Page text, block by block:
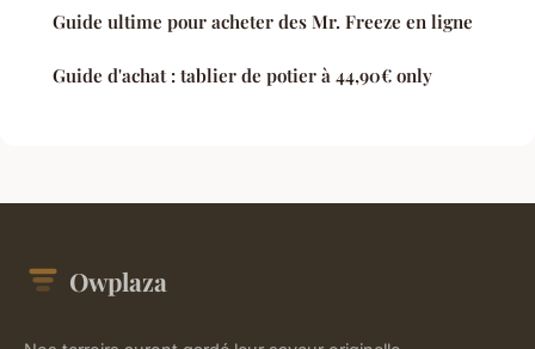
Guide ultime pour acheter des Mr. Freeze en ligne
Guide d'achat : tablier de potier à 44,90€ only
Owplaza